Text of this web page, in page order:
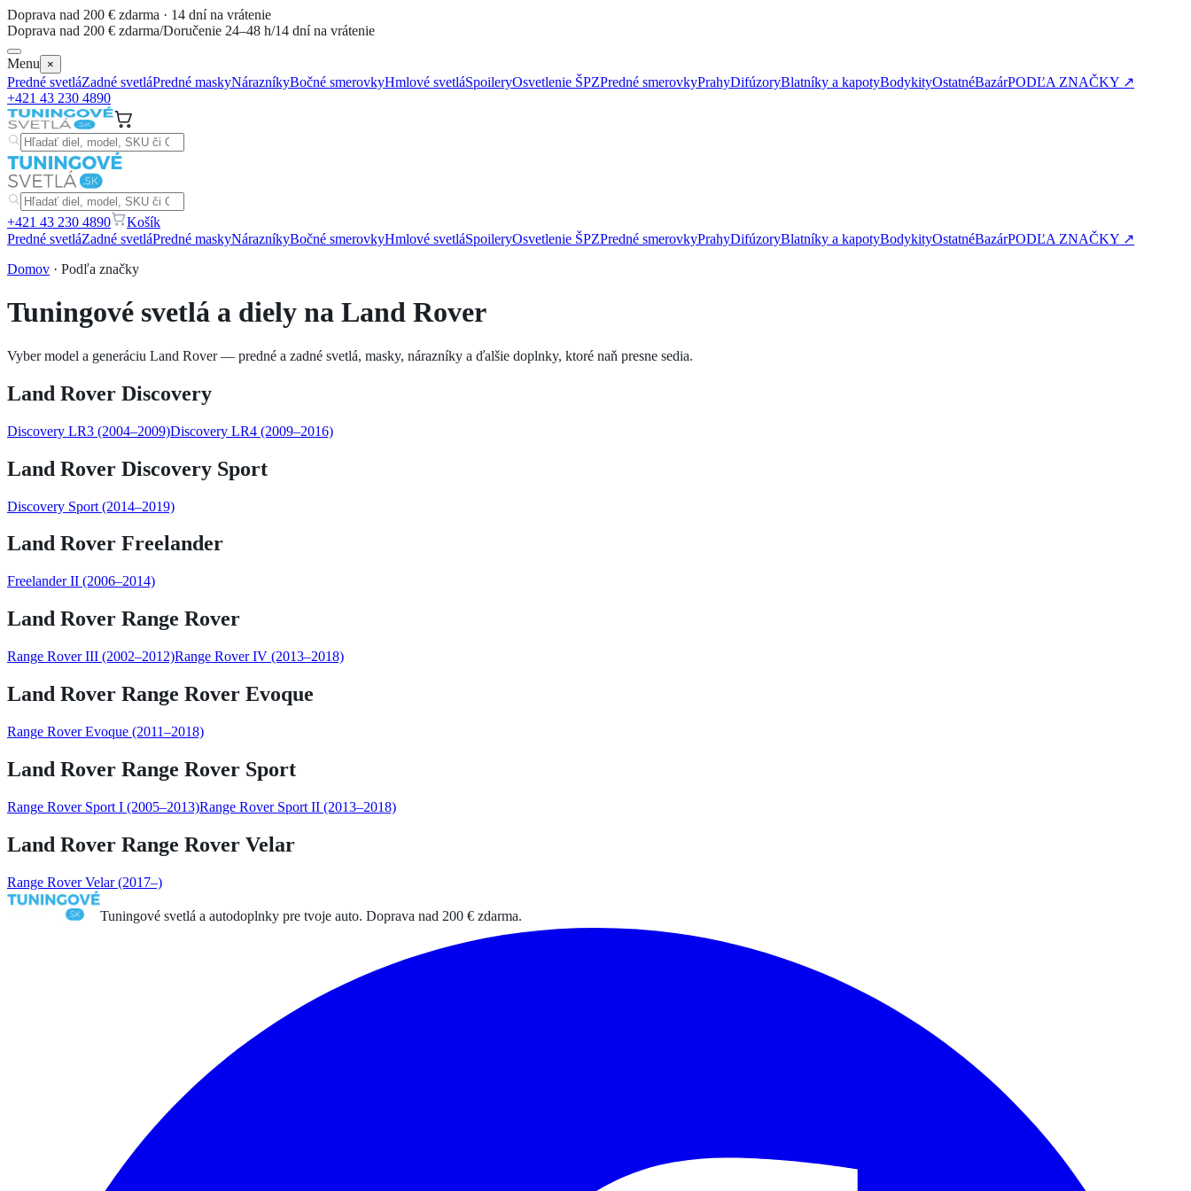
Doprava nad 200 € zdarma · 14 dní na vrátenie
Doprava nad 200 € zdarma/Doručenie 24–48 h/14 dní na vrátenie
Menu ×
Predné svetláZadné svetláPredné maskyNárazníkyBočné smerovkyHmlové svetláSpoileryOsvetlenie ŠPZPredné smerovkyPrahyDifúzoryBlatníky a kapotyBodykityOstatnéBazárPODĽA ZNAČKY ↗
+421 43 230 4890
+421 43 230 4890
Košík
Predné svetláZadné svetláPredné maskyNárazníkyBočné smerovkyHmlové svetláSpoileryOsvetlenie ŠPZPredné smerovkyPrahyDifúzoryBlatníky a kapotyBodykityOstatnéBazárPODĽA ZNAČKY ↗
Domov · Podľa značky
Tuningové svetlá a diely na Land Rover
Vyber model a generáciu Land Rover— predné a zadné svetlá, masky, nárazníky a ďalšie doplnky, ktoré naň presne sedia.
Land Rover Discovery
Discovery LR3 (2004–2009)Discovery LR4 (2009–2016)
Land Rover Discovery Sport
Discovery Sport (2014–2019)
Land Rover Freelander
Freelander II (2006–2014)
Land Rover Range Rover
Range Rover III (2002–2012)Range Rover IV (2013–2018)
Land Rover Range Rover Evoque
Range Rover Evoque (2011–2018)
Land Rover Range Rover Sport
Range Rover Sport I (2005–2013)Range Rover Sport II (2013–2018)
Land Rover Range Rover Velar
Range Rover Velar(2017–)
Tuningové svetlá a autodoplnky pre tvoje auto. Doprava nad 200 € zdarma.